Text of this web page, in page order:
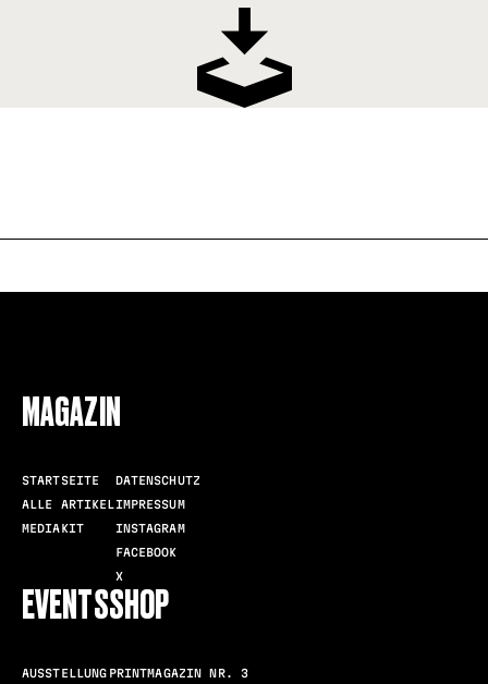
MAGAZIN
STARTSEITE
ALLE ARTIKEL
MEDIAKIT
DATENSCHUTZ
IMPRESSUM
INSTAGRAM
FACEBOOK
X
EVENTS
AUSSTELLUNG
SHOP
PRINTMAGAZIN NR. 3